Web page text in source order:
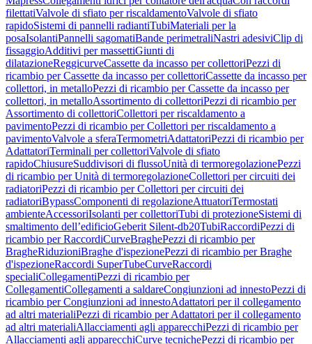
filettatiValvole di sfiato per riscaldamentoValvole di sfiato
rapidoSistemi di pannelli radiantiTubiMateriali per la
posaIsolantiPannelli sagomatiBande perimetraliNastri adesiviClip di
fissaggioAdditivi per massettiGiunti di
dilatazioneReggicurveCassette da incasso per collettoriPezzi di
ricambio per Cassette da incasso per collettoriCassette da incasso per
collettori, in metalloPezzi di ricambio per Cassette da incasso per
collettori, in metalloAssortimento di collettoriPezzi di ricambio per
Assortimento di collettoriCollettori per riscaldamento a
pavimentoPezzi di ricambio per Collettori per riscaldamento a
pavimentoValvole a sferaTermometriAdattatoriPezzi di ricambio per
AdattatoriTerminali per collettoriValvole di sfiato
rapidoChiusureSuddivisori di flussoUnità di termoregolazionePezzi
di ricambio per Unità di termoregolazioneCollettori per circuiti dei
radiatoriPezzi di ricambio per Collettori per circuiti dei
radiatoriBypassComponenti di regolazioneAttuatoriTermostati
ambienteAccessoriIsolanti per collettoriTubi di protezioneSistemi di
smaltimento dell’edificioGeberit Silent-db20TubiRaccordiPezzi di
ricambio per RaccordiCurveBraghePezzi di ricambio per
BragheRiduzioniBraghe d'ispezionePezzi di ricambio per Braghe
d'ispezioneRaccordi SuperTubeCurveRaccordi
specialiCollegamentiPezzi di ricambio per
CollegamentiCollegamenti a saldareCongiunzioni ad innestoPezzi di
ricambio per Congiunzioni ad innestoAdattatori per il collegamento
ad altri materialiPezzi di ricambio per Adattatori per il collegamento
ad altri materialiAllacciamenti agli apparecchiPezzi di ricambio per
Allacciamenti agli apparecchiCurve tecnichePezzi di ricambio per